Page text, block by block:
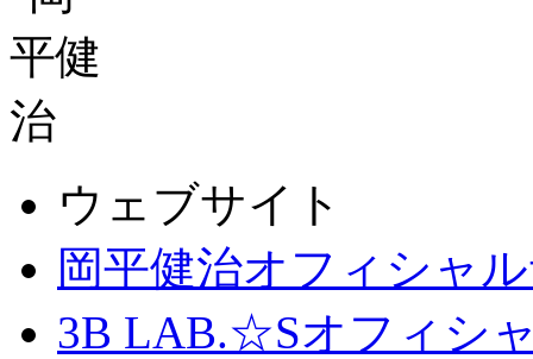
ウェブサイト
岡平健治オフィシャ
3B LAB.☆Sオフィシ